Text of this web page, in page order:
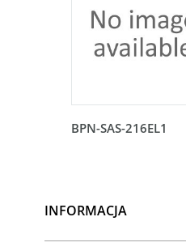
BPN-SAS-216EL1
INFORMACJA